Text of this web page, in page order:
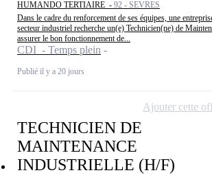
HUMANDO TERTIAIRE - 92 - SEVRES
Dans le cadre du renforcement de ses équipes, une
secteur industriel recherche un(e) Technicien(ne) de
assurer le bon fonctionnement de...
CDI - Temps plein
Publié il y a 20 jours
TECHNICIEN DE
MAINTENANCE
INDUSTRIELLE (H/F)
Ajouter cette